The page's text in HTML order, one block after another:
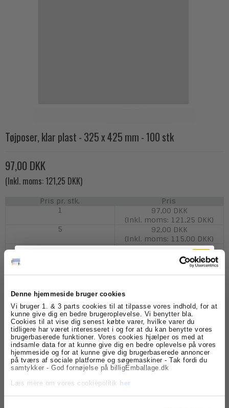
Denne hjemmeside bruger cookies
Vi bruger 1. & 3 parts cookies til at tilpasse vores indhold, for at
kunne give dig en bedre brugeroplevelse. Vi benytter bla.
Cookies til at vise dig senest købte varer, hvilke varer du
tidligere har været interesseret i og for at du kan benytte vores
brugerbaserede funktioner. Vores cookies hjælper os med at
indsamle data for at kunne give dig en bedre oplevelse på vores
hjemmeside og for at kunne give dig brugerbaserede annoncer
på tværs af sociale platforme og søgemaskiner - Tak fordi du
samtykker - God fornøjelse på billigEmballage.dk
Læs mere om vores cookiepolitik
her
Tøjposer, klar plast - 325 x 425 mm - 100 stk
97,00 DKK
(Inkl. moms: 121,25 DKK)
Pris pr. stk.
Pris
1
97,00 DKK
(Inkl. moms: 121,25 DKK)
5
92,00 DKK
(Inkl. moms: 115,00 DKK)
20
(Inkl. moms: 99,38 DKK)
Model/Varenr.: TSPFBC04
Lagerstatus:
På lager
stk. Køb
Beskrivelse
Tilmeld dig
nyhedsbrevet
Få skarpe tilbud, nyheder og eksklusive
kundefordele, direkte i din indbakke.